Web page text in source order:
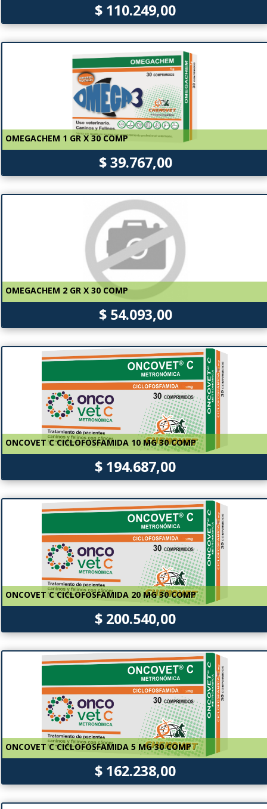
$ 110.249,00
OMEGACHEM 1 GR X 30 COMP
$ 39.767,00
OMEGACHEM 2 GR X 30 COMP
$ 54.093,00
ONCOVET C CICLOFOSFAMIDA 10 MG 30 COMP
$ 194.687,00
ONCOVET C CICLOFOSFAMIDA 20 MG 30 COMP
$ 200.540,00
ONCOVET C CICLOFOSFAMIDA 5 MG 30 COMP
$ 162.238,00